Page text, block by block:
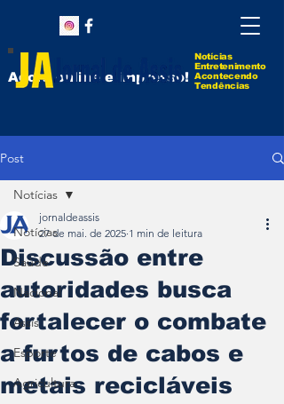
Notícias
Entretenimento
Acontecendo
Tendências
Agora online e impresso!
Post
Notícias
Saúde
Nacional
Assis
Esporte
Agricultura
Notícias
Discussão entre
autoridades busca
fortalecer o combate
a furtos de cabos e
metais recicláveis
jornaldeassis
27 de mai. de 2025 1 min de leitura